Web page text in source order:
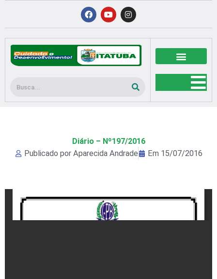
conteúdo
F
a
c
b
o
o
k
Y
o
u
u
b
e
I
n
s
a
g
r
a
Pesquisar
Diário – Nº197/2016
Publicado por Aparecida Andrade Em 15/07/2016